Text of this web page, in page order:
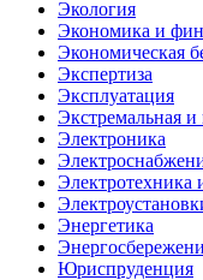
Экология
Экономика и
Экономическая
Экспертиза
Эксплуатация
Экстремальная и
Электроника
Электротехника
Энергетика
Юриспруденция